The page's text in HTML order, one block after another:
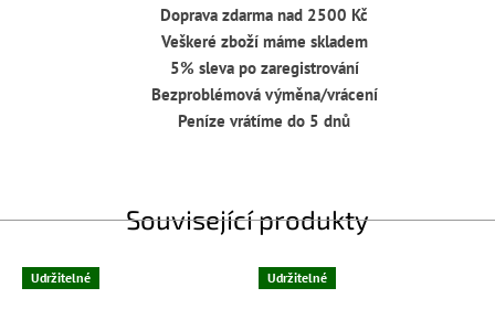
Doprava zdarma nad 2500 Kč
Veškeré zboží máme skladem
5% sleva po zaregistrování
Bezproblémová výměna/vrácení
Peníze vrátíme do 5 dnů
Související produkty
Udržitelné Udržitelné